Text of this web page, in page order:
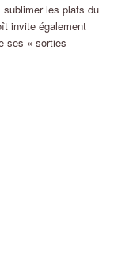
les plats du
invite également
ses « sorties